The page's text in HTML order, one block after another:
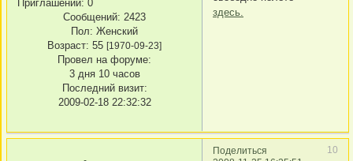
Приглашений: 0
Сообщений: 2423
Пол: Женский
Возраст: 55 [1970-09-23]
Провел на форуме:
3 дня 10 часов
Последний визит:
2009-02-18 22:32:32
здесь.
Поделиться
10